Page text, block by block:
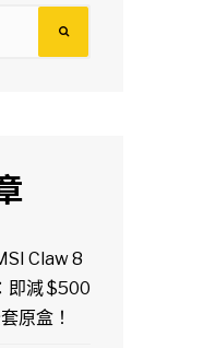
Claw 8
即減 $500
原盒！